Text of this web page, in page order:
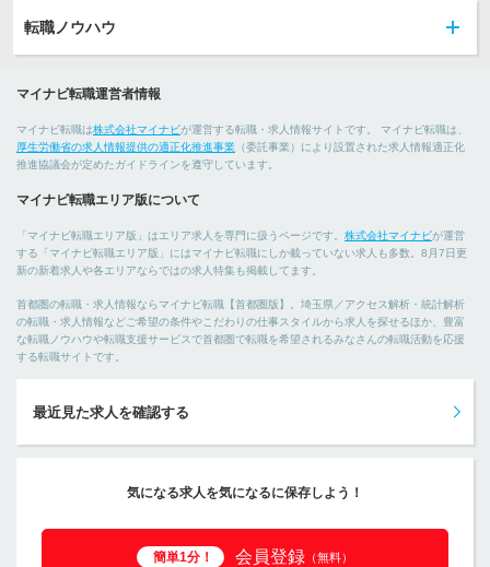
転職ノウハウ
マイナビ転職運営者情報
マイナビ転職は株式会社マイナビが運営する転職・求人情報サイトです。 マイナビ転職は、
厚生労働省の求人情報提供の適正化推進事業 （委託事業）により設置された求人情報適正化
推進協議会が定めたガイドラインを遵守しています。
マイナビ転職エリア版について
「マイナビ転職エリア版」はエリア求人を専門に扱うページです。 株式会社マイナビが運営
する「マイナビ転職エリア版」にはマイナビ転職にしか載っていない求人も多数。8月7日更
新の新着求人や各エリアならではの求人特集も掲載してます。
首都圏の転職・求人情報ならマイナビ転職【首都圏版】。埼玉県／アクセス解析・統計解析
の転職・求人情報などご希望の条件やこだわりの仕事スタイルから求人を探せるほか、豊富
な転職ノウハウや転職支援サービスで首都圏で転職を希望されるみなさんの転職活動を応援
する転職サイトです。
最近見た求人を確認する
気になる求人を気になるに保存しよう！
簡単1分！ 会員登録 （無料）